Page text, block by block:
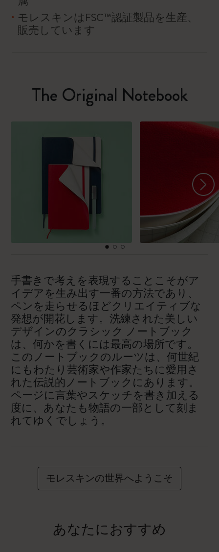
モレスキンはFSC™認証製品を生産、
販売しています
The Original Notebook
手書きで考えを表現することこそがア
イデアを生み出す一番の方法であり、
ペンを走らせるほどクリエイティブな
発想が開花します。洗練された美しい
デザインのクラシック ノートブック
は、何かを書くには最高の場所です。
このノートブックのルーツは、何世紀
にもわたり芸術家や作家たちに愛用さ
れた伝説的ノートブックにあります。
ページに言葉やスケッチを書き加える
度に、あなたも物語の一部として刻ま
れてゆくでしょう。
モレスキンの世界へようこそ
あなたにおすすめ